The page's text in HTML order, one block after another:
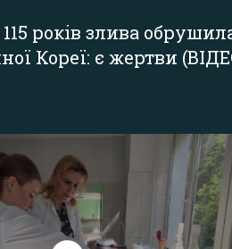
років злива
Кореї: є жертви